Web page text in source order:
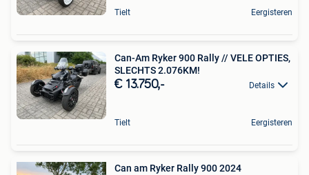
Tielt Eergisteren
Can-Am Ryker 900 Rally // VELE OPTIES,
SLECHTS 2.076KM!
€ 13.750,- Details
Tielt Eergisteren
Can am Ryker Rally 900 2024